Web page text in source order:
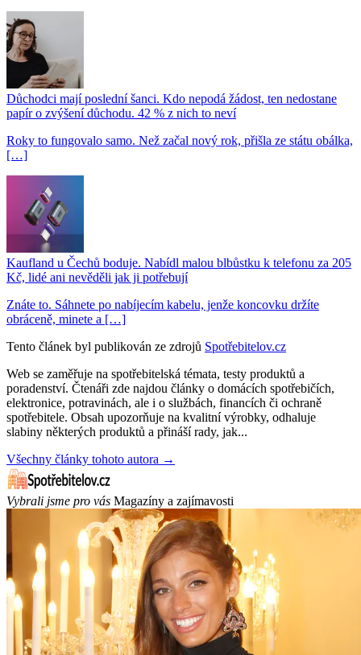
Důchodci mají poslední šanci. Kdo nepodá žádost, ten nedostane
papír o zvýšení důchodu. 42 % z nich to neví
Roky to fungovalo samo. Než začal nový rok, přišla ze státu obálka,
[…]
Kaufland u Čechů boduje. Nabídl malou blbůstku k telefonu za 205
Kč, lidé ani nevěděli jak ji potřebují
Znáte to. Sáhnete po nabíjecím kabelu, jenže koncovku držíte
obráceně, minete a […]
Tento článek byl publikován ze zdrojů Spotřebitelov.cz
Web se zaměřuje na spotřebitelská témata, testy produktů a
poradenství. Čtenáři zde najdou články o domácích spotřebičích,
elektronice, potravinách, ale i o službách, financích či ochraně
spotřebitele. Obsah upozorňuje na kvalitní výrobky, odhaluje
slabiny některých produktů a přináší rady, jak...
Všechny články tohoto autora →
Vybrali jsme pro vás Magazíny a zajímavosti